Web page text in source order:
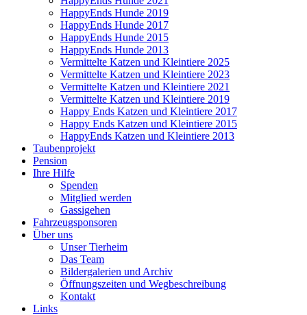
HappyEnds Hunde 2019
HappyEnds Hunde 2017
HappyEnds Hunde 2015
HappyEnds Hunde 2013
Vermittelte Katzen und Kleintiere 2025
Vermittelte Katzen und Kleintiere 2023
Vermittelte Katzen und Kleintiere 2021
Vermittelte Katzen und Kleintiere 2019
Happy Ends Katzen und Kleintiere 2017
Happy Ends Katzen und Kleintiere 2015
HappyEnds Katzen und Kleintiere 2013
Taubenprojekt
Pension
Ihre Hilfe
Spenden
Mitglied werden
Gassigehen
Fahrzeugsponsoren
Über uns
Unser Tierheim
Das Team
Bildergalerien und Archiv
Öffnungszeiten und Wegbeschreibung
Kontakt
Links